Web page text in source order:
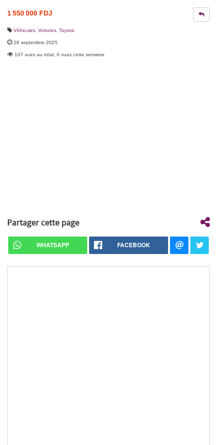
1 550 000 FDJ
Véhicules Voitures Toyota
28 septembre 2025
107 vues au total, 0 vues cette semaine
Partager cette page
WHATSAPP FACEBOOK